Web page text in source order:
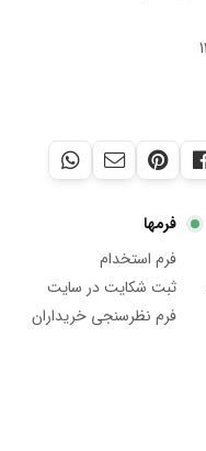
فرمها
فرم استخدام
ثبت شکایت در سایت
فرم نظرسنجی خریداران